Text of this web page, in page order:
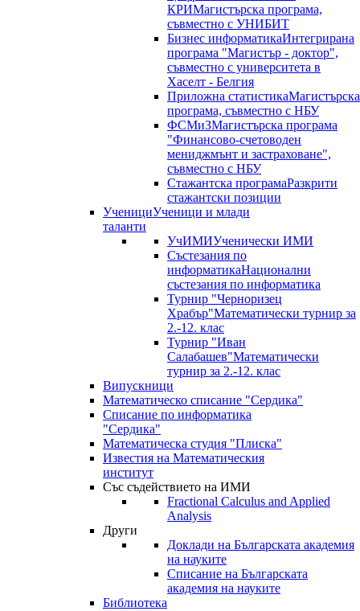
КРИМагистърска програма,
съвместно с УНИБИТ
Бизнес информатикаИнтегрирана
програма "Магистър - доктор",
съвместно с университета в
Хаселт - Белгия
Приложна статистикаМагистърска
програма, съвместно с НБУ
ФСМиЗМагистърска програма
"Финансово-счетоводен
мениджмънт и застраховане",
съвместно с НБУ
Стажантска програмаРазкрити
стажантски позиции
УченициУченици и млади
таланти
УчИМИУченически ИМИ
Състезания по
информатикаНационални
състезания по информатика
Турнир "Черноризец
Храбър"Математически турнир за
2.-12. клас
Турнир "Иван
Салабашев"Математически
турнир за 2.-12. клас
Випускници
Математическо списание "Сердика"
Списание по информатика
"Сердика"
Математическа студия "Плиска"
Известия на Математическия
институт
Със съдействието на ИМИ
Fractional Calculus and Applied
Analysis
Други
Доклади на Българската академия
на науките
Списание на Българската
академия на науките
Библиотека